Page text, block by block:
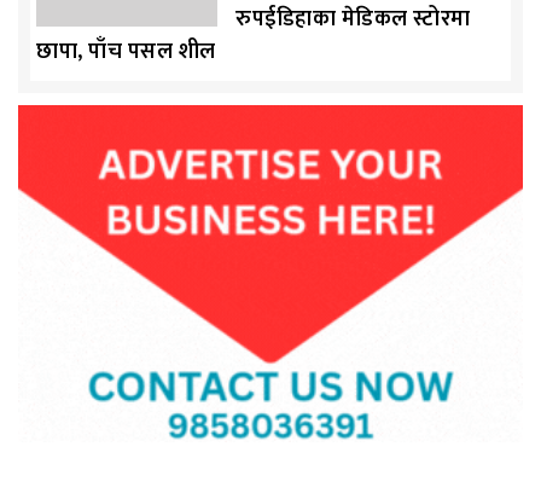
रुपईडिहाका मेडिकल स्टोरमा
छापा, पाँच पसल शील